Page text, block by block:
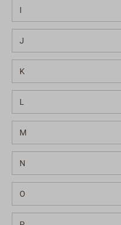
Hutton-Arco
I
J
K
L
M
N
O